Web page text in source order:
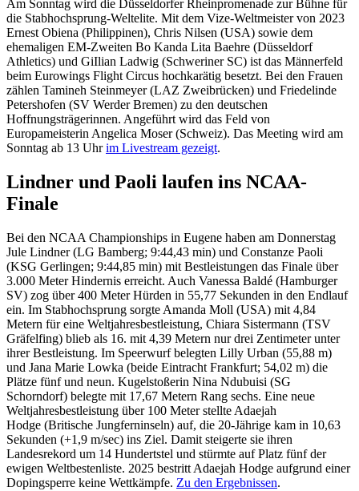
Am Sonntag wird die Düsseldorfer Rheinpromenade zur Bühne für
die Stabhochsprung-Weltelite. Mit dem Vize-Weltmeister von 2023
Ernest Obiena (Philippinen), Chris Nilsen (USA) sowie dem
ehemaligen EM-Zweiten Bo Kanda Lita Baehre (Düsseldorf
Athletics) und GiIlian Ladwig (Schweriner SC) ist das Männerfeld
beim Eurowings Flight Circus hochkarätig besetzt. Bei den Frauen
zählen Tamineh Steinmeyer (LAZ Zweibrücken) und Friedelinde
Petershofen (SV Werder Bremen) zu den deutschen
Hoffnungsträgerinnen. Angeführt wird das Feld von
Europameisterin Angelica Moser (Schweiz). Das Meeting wird am
Sonntag ab 13 Uhrim Livestream gezeigt.
Lindner und Paoli laufen ins NCAA-
Finale
Bei den NCAA Championships in Eugene haben am Donnerstag
Jule Lindner (LG Bamberg; 9:44,43 min) und Constanze Paoli
(KSG Gerlingen; 9:44,85 min) mit Bestleistungen das Finale über
3.000 Meter Hindernis erreicht. Auch Vanessa Baldé (Hamburger
SV) zog über 400 Meter Hürden in 55,77 Sekunden in den Endlauf
ein. Im Stabhochsprung sorgte Amanda Moll (USA) mit 4,84
Metern für eine Weltjahresbestleistung, Chiara Sistermann (TSV
Gräfelfing) blieb als 16. mit 4,39 Metern nur drei Zentimeter unter
ihrer Bestleistung. Im Speerwurf belegten Lilly Urban (55,88 m)
und Jana Marie Lowka (beide Eintracht Frankfurt; 54,02 m) die
Plätze fünf und neun. Kugelstoßerin Nina Ndubuisi (SG
Schorndorf) belegte mit 17,67 Metern Rang sechs. Eine neue
Weltjahresbestleistung über 100 Meter stellte Adaejah
Hodge (Britische Jungferninseln) auf, die 20-Jährige kam in 10,63
Sekunden (+1,9 m/sec) ins Ziel. Damit steigerte sie ihren
Landesrekord um 14 Hundertstel und stürmte auf Platz fünf der
ewigen Weltbestenliste. 2025 bestritt Adaejah Hodge aufgrund einer
Dopingsperre keine Wettkämpfe. Zu den Ergebnissen.